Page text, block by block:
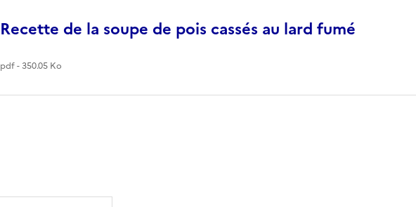
Recette de la soupe de pois cassés au lard fumé
pdf - 350.05 Ko